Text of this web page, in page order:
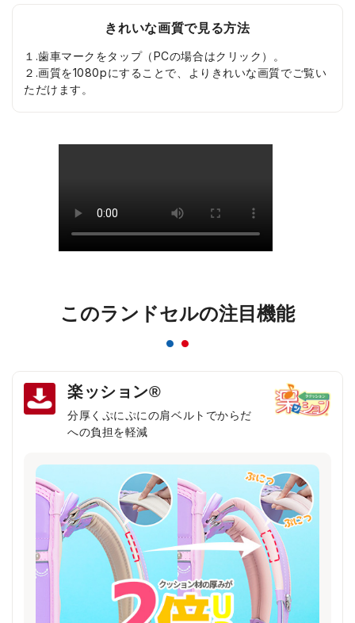
きれいな画質で見る方法
１.歯車マークをタップ（PCの場合はクリック）。
２.画質を1080pにすることで、よりきれいな画質でご覧い
ただけます。
このランドセルの注目機能
楽ッション®
分厚くぷにぷにの肩ベルトでからだ
への負担を軽減